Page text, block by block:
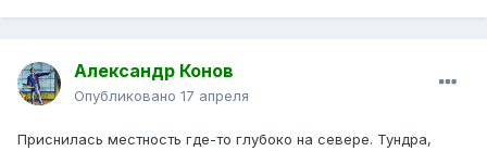
Александр Конов
Опубликовано 17 апреля
Приснилась местность где-то глубоко на севере. Тундра,